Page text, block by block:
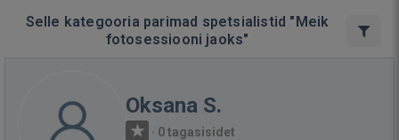
Selle kategooria parimad spetsialistid "Meik
fotosessiooni jaoks"
Oksana S.
· 0 tagasisidet